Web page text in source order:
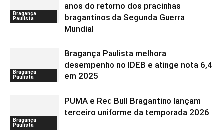
Bragança
Paulista
anos do retorno dos pracinhas
bragantinos da Segunda Guerra
Mundial
Bragança
Paulista
Bragança Paulista melhora
desempenho no IDEB e atinge nota 6,4
em 2025
Bragança
Paulista
PUMA e Red Bull Bragantino lançam
terceiro uniforme da temporada 2026